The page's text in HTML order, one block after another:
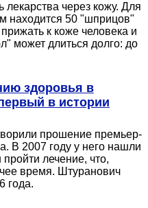
лекарства через кожу. Для
находится 50 "шприцов"
к коже человека и
может длиться долго: до
здоровья в
в истории
прошение премьер-
В 2007 году у него нашли
лечение, что,
время. Штуранович
года.